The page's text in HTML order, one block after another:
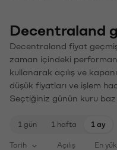
Decentraland
Decentraland fiyat
zaman içindeki
kullanarak açılış ve
düşük fiyatları ve işlem
Seçtiğiniz günün kuru baz
1 gün 1 hafta 1 ay
Tarih Açılış En